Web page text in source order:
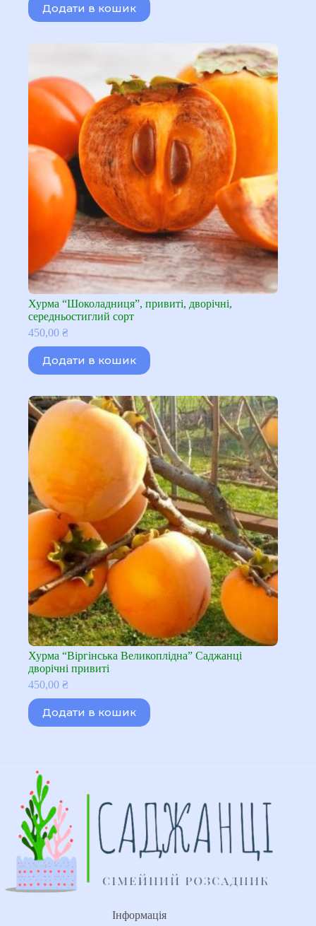
170,00 ₴.
140,00 ₴.
Додати в кошик
Хурма “Шоколадниця”, привиті, дворічні,
середньостиглий сорт
450,00 ₴
Додати в кошик
Хурма “Віргінська Великоплідна” Саджанці
дворічні привиті
450,00 ₴
Додати в кошик
Інформація